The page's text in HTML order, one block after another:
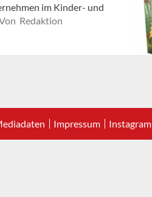
im Kinder- und
Redaktion
Impressum Instagram